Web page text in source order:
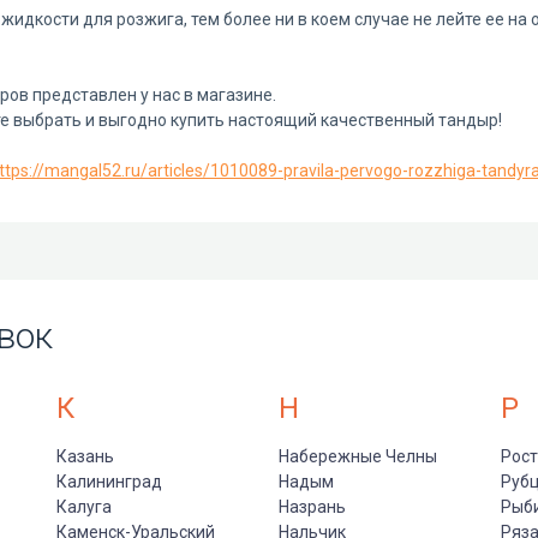
для розжига, тем более ни в коем случае не лейте ее
представлен у нас в магазине.
и выгодно купить настоящий качественный тандыр!
mangal52.ru/articles/1010089-pravila-pervogo-rozzhiga-
К
Казань
Калининград
Калуга
Каменск-Уральский
Н
Набережные Челны
Надым
Назрань
Нальчик
Р